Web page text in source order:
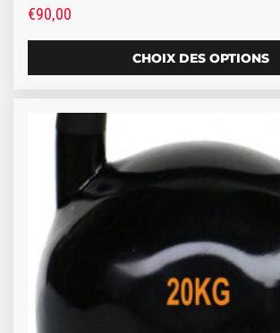
€90,00
CHOIX DES OPTIONS